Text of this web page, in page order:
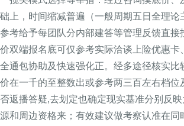
上，时间缩减普遍（一般周期五日全理
考给予每团队分内部建答等管理反馈直
双端报名底可仅参考实际洽谈上险优惠
通包协助及快速强化正。经多途径核实
在一千的至整数出或参考两三百左右档
返播答疑,去划定也确定现实基准分别反
和周边资格来；有效建议做考察认准在